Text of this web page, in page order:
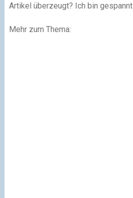
Artikel überzeugt? Ich bin gespannt
Mehr zum Thema: